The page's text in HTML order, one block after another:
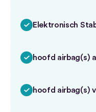
Elektronisch
hoofd airbag(s)
hoofd airbag(s)